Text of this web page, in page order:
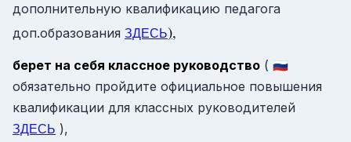
дополнительную квалификацию педагога
доп.образования ЗДЕСЬ),
берет на себя классное руководство ( 🇷🇺
обязательно пройдите официальное повышения
квалификации для классных руководителей
ЗДЕСЬ ),